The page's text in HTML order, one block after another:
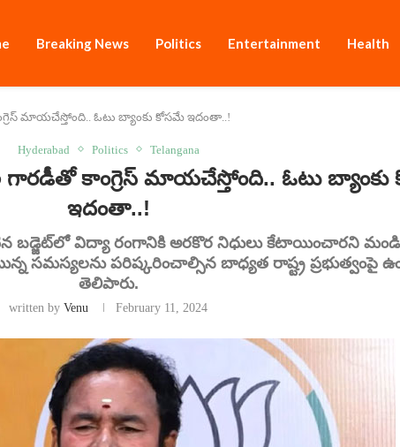
Breaking News Politics Entertainment Health
మాయచేస్తోంది.. ఓటు బ్యాంకు కోసమే ఇదంతా..!
Hyderabad Politics Telangana
గారడీతో కాంగ్రెస్ మాయచేస్తోంది.. ఓటు
ఇదంతా..!
బడ్జెట్‌లో విద్యా రంగానికి అరకొర నిధులు కేటాయించారని
సమస్యలను పరిష్కరించాల్సిన బాధ్యత రాష్ట్ర ప్రభుత్వంపై
తెలిపారు.
written byVenu February 11, 2024